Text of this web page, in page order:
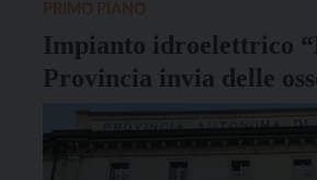
Impianto idroelettrico
Provincia invia delle
Ministero